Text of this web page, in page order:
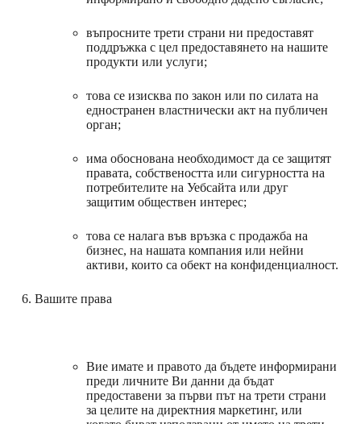
въпросните трети страни ни предоставят
поддръжка с цел предоставянето на нашите
продукти или услуги;
това се изисква по закон или по силата на
едностранен властнически акт на публичен
орган;
има обоснована необходимост да се защитят
правата, собствеността или сигурността на
потребителите на Уебсайта или друг
защитим обществен интерес;
това се налага във връзка с продажба на
бизнес, на нашата компания или нейни
активи, които са обект на конфиденциалност.
6. Вашите права
Вие имате и правото да бъдете информирани
преди личните Ви данни да бъдат
предоставени за първи път на трети страни
за целите на директния маркетинг, или